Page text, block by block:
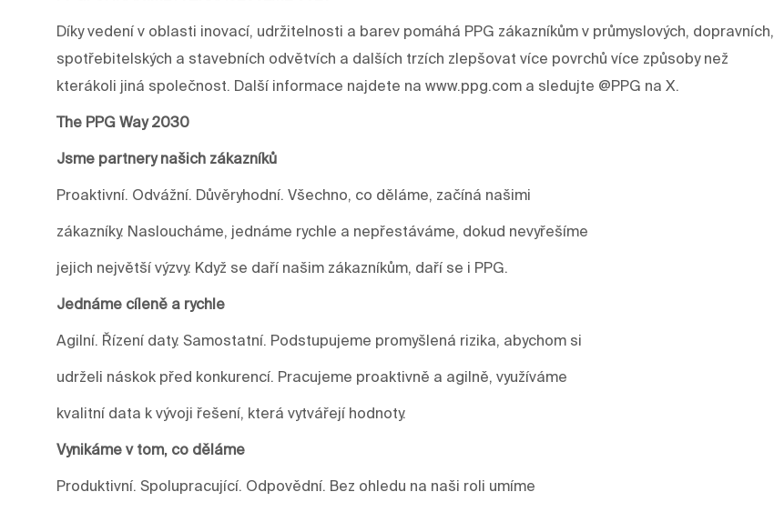
Díky vedení v oblasti inovací, udržitelnosti a barev pomáhá PPG zákazníkům v průmyslových, dopravních,
spotřebitelských a stavebních odvětvích a dalších trzích zlepšovat více povrchů více způsoby než
kterákoli jiná společnost. Další informace najdete na www.ppg.com a sledujte @PPG na X.
The PPG Way 2030
Jsme partnery našich zákazníků
Proaktivní. Odvážní. Důvěryhodní. Všechno, co děláme, začíná našimi
zákazníky. Nasloucháme, jednáme rychle a nepřestáváme, dokud nevyřešíme
jejich největší výzvy. Když se daří našim zákazníkům, daří se i PPG.
Jednáme cíleně a rychle
Agilní. Řízení daty. Samostatní. Podstupujeme promyšlená rizika, abychom si
udrželi náskok před konkurencí. Pracujeme proaktivně a agilně, využíváme
kvalitní data k vývoji řešení, která vytvářejí hodnoty.
Vynikáme v tom, co děláme
Produktivní. Spolupracující. Odpovědní. Bez ohledu na naši roli umíme